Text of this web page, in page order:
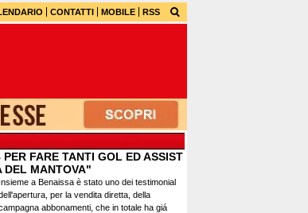
CONTATTI MOBILE RSS
FARE TANTI GOL ED ASSIST
DEL MANTOVA"
Insieme a Benaissa è stato uno dei testimonial
per la vendita diretta, della
abbonamenti, che in totale ha giá